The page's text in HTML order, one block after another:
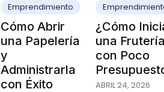
Emprendimiento
Cómo Abrir
una Papelería
y
Administrarla
con Éxito
¿Cómo
una
con Poco
ABRIL 24, 2026